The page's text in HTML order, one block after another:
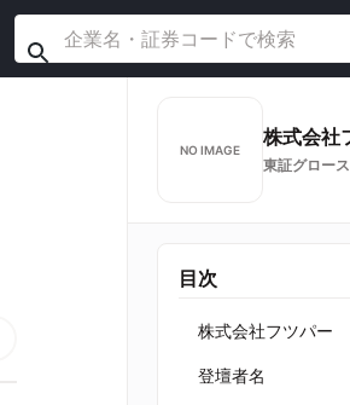
NO IMAGE
東証グロース
目次
株式会社フツパー
登壇者名